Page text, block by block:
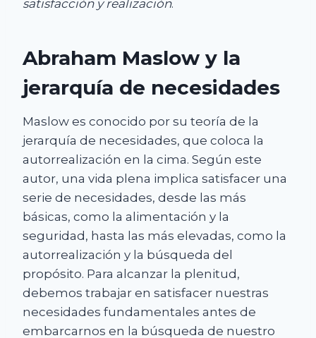
satisfacción y realización.
Abraham Maslow y la
jerarquía de necesidades
Maslow es conocido por su teoría de la
jerarquía de necesidades, que coloca la
autorrealización en la cima. Según este
autor, una vida plena implica satisfacer una
serie de necesidades, desde las más
básicas, como la alimentación y la
seguridad, hasta las más elevadas, como la
autorrealización y la búsqueda del
propósito. Para alcanzar la plenitud,
debemos trabajar en satisfacer nuestras
necesidades fundamentales antes de
embarcarnos en la búsqueda de nuestro